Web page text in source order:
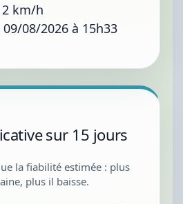
km/h
09/08/2026 à 15h33
sur 15 jours
la fiabilité estimée : plus
plus il baisse.